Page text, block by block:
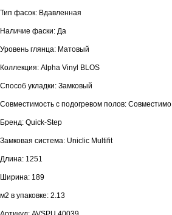
Тип фасок: Вдавленная
Наличие фаски: Да
Уровень глянца: Матовый
Коллекция: Alpha Vinyl BLOS
Способ укладки: Замковый
Совместимость с подогревом полов: Совместимо
Бренд: Quick-Step
Замковая система: Uniclic Multifit
Длина: 1251
Ширина: 189
м2 в упаковке: 2.13